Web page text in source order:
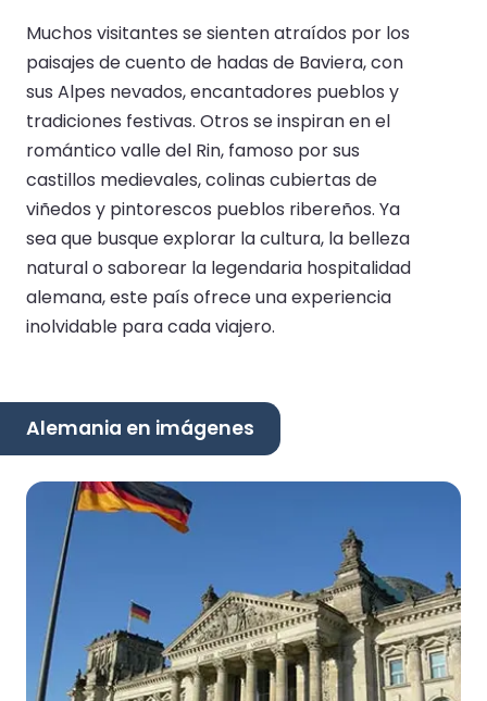
Muchos visitantes se sienten atraídos por los
paisajes de cuento de hadas de Baviera, con
sus Alpes nevados, encantadores pueblos y
tradiciones festivas. Otros se inspiran en el
romántico valle del Rin, famoso por sus
castillos medievales, colinas cubiertas de
viñedos y pintorescos pueblos ribereños. Ya
sea que busque explorar la cultura, la belleza
natural o saborear la legendaria hospitalidad
alemana, este país ofrece una experiencia
inolvidable para cada viajero.
Alemania en imágenes